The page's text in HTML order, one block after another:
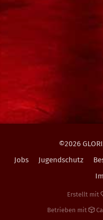
©2026
Jobs
Jugendschutz
Erstellt mit
Betrieben mit